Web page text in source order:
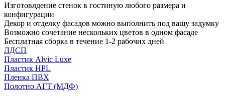
Изготовлдение стенок в гостиную любого размера и
конфигурации
Декор и отделку фасадов можно выполнить под вашу задумку
Возможно сочетание нескольких цветов в одном фасаде
Бесплатная сборка в течение 1-2 рабочих дней
ЛДСП
Пластик Alvic Luxe
Пластик HPL
Пленка ПВХ
Полотно АГТ (МДФ)